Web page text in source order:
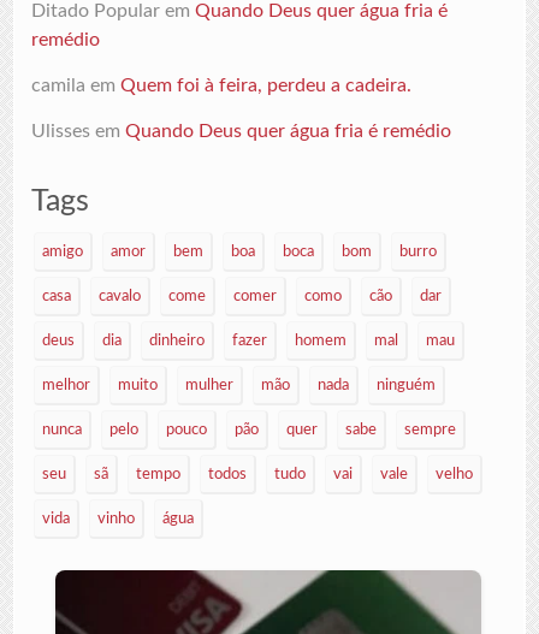
Ditado Popular emQuando Deus quer água fria é
remédio
camila emQuem foi à feira, perdeu a cadeira.
Ulisses emQuando Deus quer água fria é remédio
Tags
amigo amor bem boa boca bom burro
casa cavalo come comer como cão dar
deus dia dinheiro fazer homem mal mau
melhor muito mulher mão nada ninguém
nunca pelo pouco pão quer sabe sempre
seu sã tempo todos tudo vai vale velho
vida vinho água